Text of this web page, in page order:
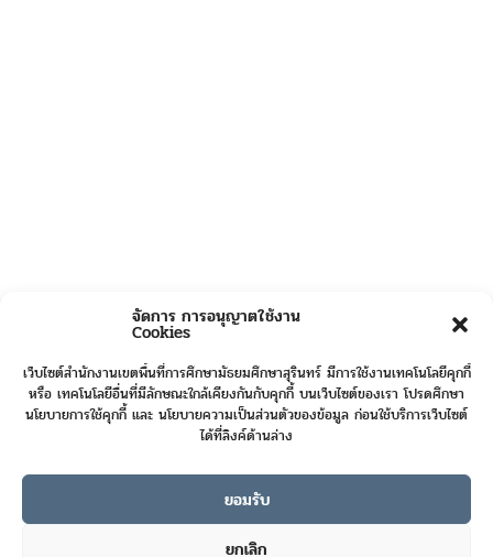
จัดการ การอนุญาตใช้งาน
Cookies
เว็บไซต์สำนักงานเขตพื้นที่การศึกษามัธยมศึกษาสุรินทร์ มีการใช้งานเทคโนโลยีคุกกี้
หรือ เทคโนโลยีอื่นที่มีลักษณะใกล้เคียงกันกับคุกกี้ บนเว็บไซต์ของเรา โปรดศึกษา
นโยบายการใช้คุกกี้ และ นโยบายความเป็นส่วนตัวของข้อมูล ก่อนใช้บริการเว็บไซต์
ได้ที่ลิงค์ด้านล่าง
ยอมรับ
ยกเลิก